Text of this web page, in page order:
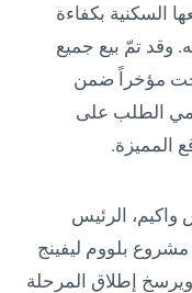
السكنية بكفاءة
وقد تمّ بيع جميع
مؤخراً ضمن
الطلب على
المميزة.
واكيم، الرئيس
مشروع بلووم ليفينج
إطلاق المرحلة